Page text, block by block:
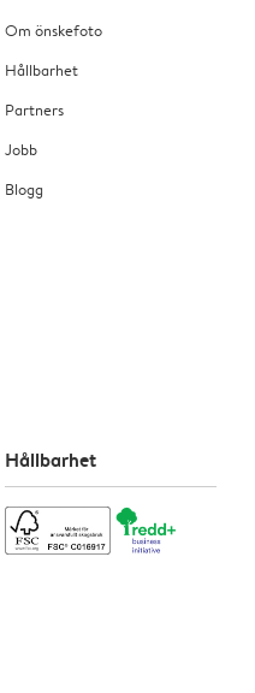
Om önskefoto
Hållbarhet
Partners
Jobb
Blogg
Hållbarhet